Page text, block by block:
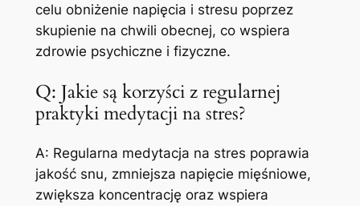
celu obniżenie napięcia i stresu poprzez
skupienie na chwili obecnej, co wspiera
zdrowie psychiczne i fizyczne.
Q: Jakie są korzyści z regularnej
praktyki medytacji na stres?
A: Regularna medytacja na stres poprawia
jakość snu, zmniejsza napięcie mięśniowe,
zwiększa koncentrację oraz wspiera